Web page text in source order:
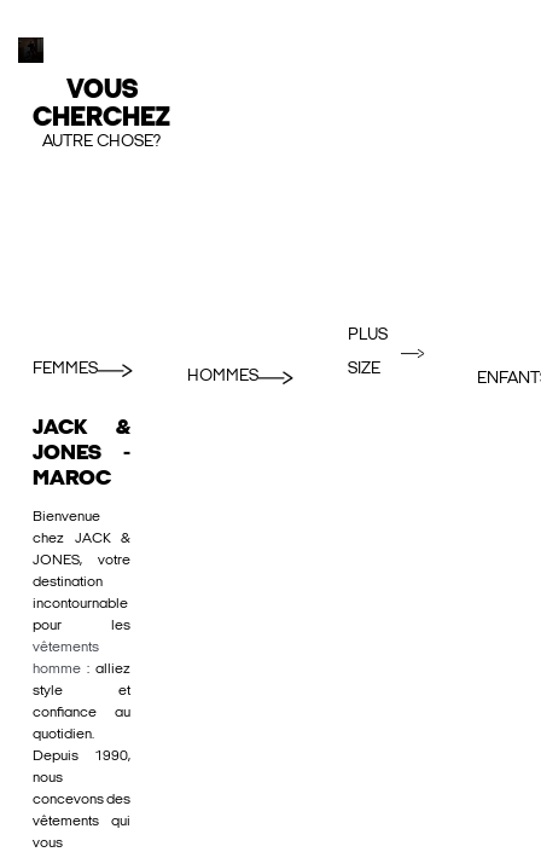
VOUS
CHERCHEZ
AUTRE CHOSE?
FEMMES HOMMES
PLUS
SIZE
JACK &
JONES -
MAROC
Bienvenue
chez JACK &
JONES, votre
destination
incontournable
pour les
vêtements
homme : alliez
style et
confiance au
quotidien.
Depuis 1990,
nous
concevons des
vêtements qui
vous